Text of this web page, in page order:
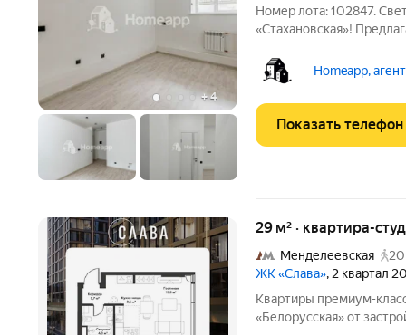
+4
Номер лота: 102847.
«Стахановская»!
тишина и приватность.
качественный
Homeapp,
Показать телефон
29 м² · квартира-
Менделеевская
ЖК «Слава», 2 квартал
Квартиры премиум-
«Белорусская» от